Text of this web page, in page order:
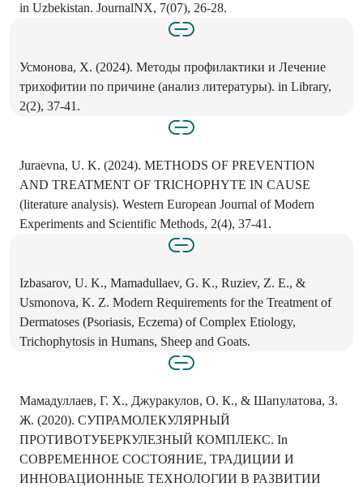
in Uzbekistan. JournalNX, 7(07), 26-28.
Усмонова, Х. (2024). Методы профилактики и Лечение
трихофитии по причине (анализ литературы). in Library,
2(2), 37-41.
Juraevna, U. K. (2024). METHODS OF PREVENTION
AND TREATMENT OF TRICHOPHYTE IN CAUSE
(literature analysis). Western European Journal of Modern
Experiments and Scientific Methods, 2(4), 37-41.
Izbasarov, U. K., Mamadullaev, G. K., Ruziev, Z. E., &
Usmonova, K. Z. Modern Requirements for the Treatment of
Dermatoses (Psoriasis, Eczema) of Complex Etiology,
Trichophytosis in Humans, Sheep and Goats.
Мамадуллаев, Г. Х., Джуракулов, О. К., & Шапулатова, З.
Ж. (2020). СУПРАМОЛЕКУЛЯРНЫЙ
ПРОТИВОТУБЕРКУЛЕЗНЫЙ КОМПЛЕКС. In
СОВРЕМЕННОЕ СОСТОЯНИЕ, ТРАДИЦИИ И
ИННОВАЦИОННЫЕ ТЕХНОЛОГИИ В РАЗВИТИИ